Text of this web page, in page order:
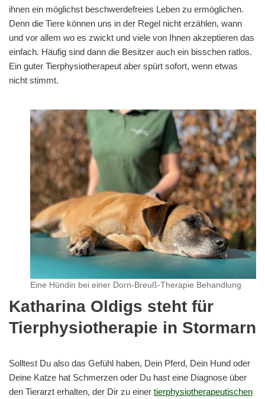
ihnen ein möglichst beschwerdefreies Leben zu ermöglichen.
Denn die Tiere können uns in der Regel nicht erzählen, wann
und vor allem wo es zwickt und viele von Ihnen akzeptieren das
einfach. Häufig sind dann die Besitzer auch ein bisschen ratlos.
Ein guter Tierphysiotherapeut aber spürt sofort, wenn etwas
nicht stimmt.
Eine Hündin bei einer Dorn-Breuß-Therapie Behandlung
Katharina Oldigs steht für
Tierphysiotherapie in Stormarn
Solltest Du also das Gefühl haben, Dein Pferd, Dein Hund oder
Deine Katze hat Schmerzen oder Du hast eine Diagnose über
den Tierarzt erhalten, der Dir zu einer tierphysiotherapeutischen